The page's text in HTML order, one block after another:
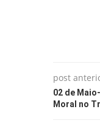
post
02 de
Moral no